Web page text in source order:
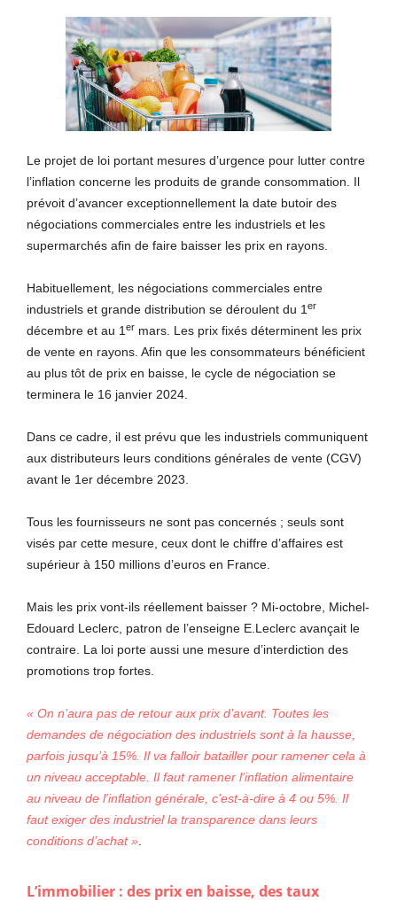
Le projet de loi portant mesures d’urgence pour lutter contre
l’inflation concerne les produits de grande consommation. Il
prévoit d’avancer exceptionnellement la date butoir des
négociations commerciales entre les industriels et les
supermarchés afin de faire baisser les prix en rayons.
Habituellement, les négociations commerciales entre
industriels et grande distribution se déroulent du 1 er
décembre et au 1 er mars. Les prix fixés déterminent les prix
de vente en rayons. Afin que les consommateurs bénéficient
au plus tôt de prix en baisse, le cycle de négociation se
terminera le 16 janvier 2024.
Dans ce cadre, il est prévu que les industriels communiquent
aux distributeurs leurs conditions générales de vente (CGV)
avant le 1er décembre 2023.
Tous les fournisseurs ne sont pas concernés ; seuls sont
visés par cette mesure, ceux dont le chiffre d’affaires est
supérieur à 150 millions d’euros en France.
Mais les prix vont-ils réellement baisser ? Mi-octobre, Michel-
Edouard Leclerc, patron de l’enseigne E.Leclerc avançait le
contraire. La loi porte aussi une mesure d’interdiction des
promotions trop fortes.
« On n’aura pas de retour aux prix d’avant. Toutes les
demandes de négociation des industriels sont à la hausse,
parfois jusqu’à 15%. Il va falloir batailler pour ramener cela à
un niveau acceptable. Il faut ramener l’inflation alimentaire
au niveau de l’inflation générale, c’est-à-dire à 4 ou 5%. Il
faut exiger des industriel la transparence dans leurs
conditions d’achat »
L’immobilier : des prix en baisse, des taux